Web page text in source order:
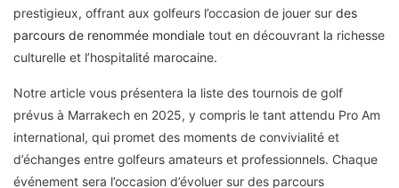
prestigieux, offrant aux golfeurs l’occasion de jouer sur des
parcours de renommée mondiale tout en découvrant la richesse
culturelle et l’hospitalité marocaine.
Notre article vous présentera la liste des tournois de golf
prévus à Marrakech en 2025, y compris le tant attendu Pro Am
international, qui promet des moments de convivialité et
d’échanges entre golfeurs amateurs et professionnels. Chaque
événement sera l’occasion d’évoluer sur des parcours